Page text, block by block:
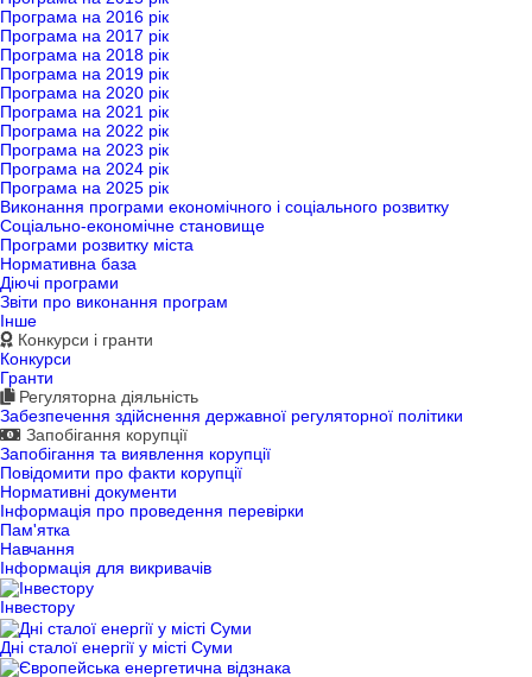
Програма на 2016 рік
Програма на 2017 рік
Програма на 2018 рік
Програма на 2019 рік
Програма на 2020 рік
Програма на 2021 рік
Програма на 2022 рік
Програма на 2023 рік
Програма на 2024 рік
Програма на 2025 рік
Виконання програми економічного і соціального розвитку
Соціально-економічне становище
Програми розвитку міста
Нормативна база
Діючі програми
Звіти про виконання програм
Інше
Конкурси і гранти
Конкурси
Гранти
Регуляторна діяльність
Забезпечення здійснення державної регуляторної політики
Запобігання корупції
Запобігання та виявлення корупції
Повідомити про факти корупції
Нормативні документи
Інформація про проведення перевірки
Пам'ятка
Навчання
Інформація для викривачів
Інвестору
Дні сталої енергії у місті Суми